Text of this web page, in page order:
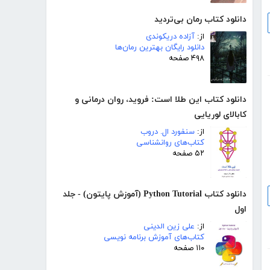
دانلود کتاب رمان بی‌تردید
از: آزاده دریکوندی
دانلود رایگان بهترین رمان‌ها
۴۹۸ صفحه
دانلود کتاب این طلا است: فروید، روان‌ درمانی و
کابالای لوریایی
از: سنفورد ال. دروب
کتاب‌های روانشناسی
۵۲ صفحه
دانلود کتاب Python Tutorial (آموزش پایتون) - جلد
اول
از: علی زین الدینی
کتاب‌های آموزش برنامه نویسی
۱۱۰ صفحه